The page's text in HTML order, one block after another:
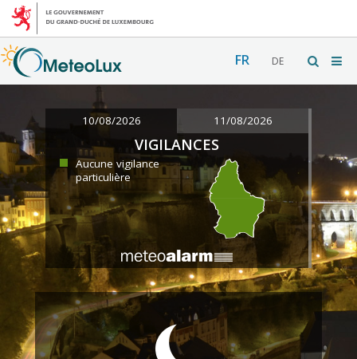
FR DE
10/08/2026 11/08/2026
VIGILANCES
Aucune vigilance
particulière